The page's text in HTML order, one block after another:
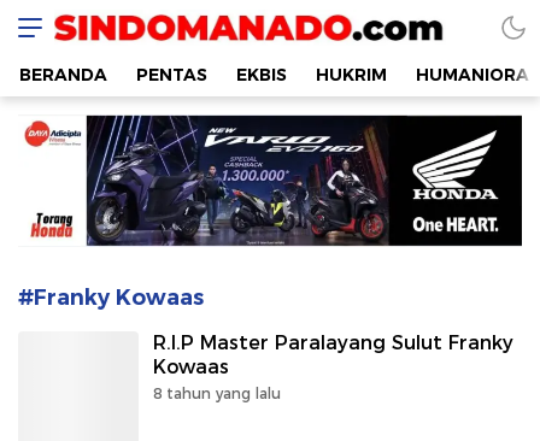
SINDOMANADO
Informatif dan Edukatif
BERANDA PENTAS EKBIS HUKRIM HUMANIORA
#Franky Kowaas
R.I.P Master Paralayang Sulut Franky
Kowaas
8 tahun yang lalu